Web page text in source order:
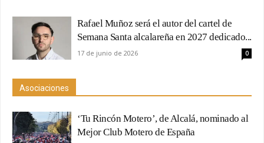
Rafael Muñoz será el autor del cartel de
Semana Santa alcalareña en 2027 dedicado...
17 de junio de 2026 0
Asociaciones
‘Tu Rincón Motero’, de Alcalá, nominado al
Mejor Club Motero de España